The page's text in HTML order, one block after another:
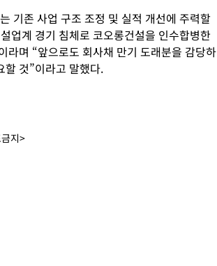
기존 사업 구조 조정 및 실적 개선에 주력할
업계 경기 침체로 코오롱건설을 인수합병한
라며 “앞으로도 회사채 만기 도래분을 감당하
할 것”이라고 말했다.
지>